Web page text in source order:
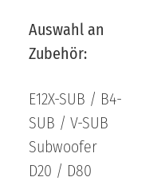
Auswahl an
Zubehör:
E12X-SUB / B4-
SUB / V-SUB
Subwoofer
D20 / D80